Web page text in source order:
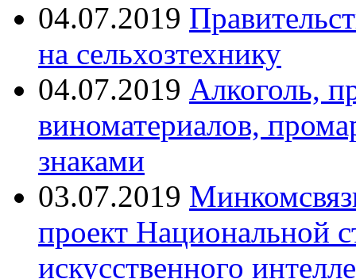
04.07.2019
на сельхозтехнику
04.07.2019 Алкоголь,
виноматериалов,
знаками
03.07.2019
проект Национальной
искусственного